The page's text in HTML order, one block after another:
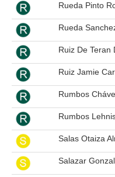
Rueda Pinto
Rueda
Ruiz De Teran
Ruiz Jamie
Rumbos
Rumbos
Salas Otaiza
Salazar